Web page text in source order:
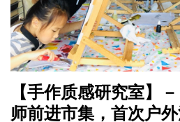
【手作质感研究室】
师前进市集，首次户